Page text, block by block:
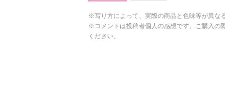
※写り方によって、実際の商品と色味等が異な
※コメントは投稿者個人の感想です。ご購入の
ください。